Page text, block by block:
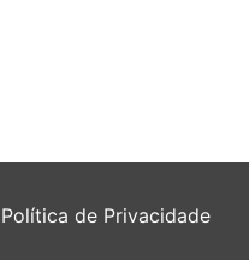
Política de Privacidade